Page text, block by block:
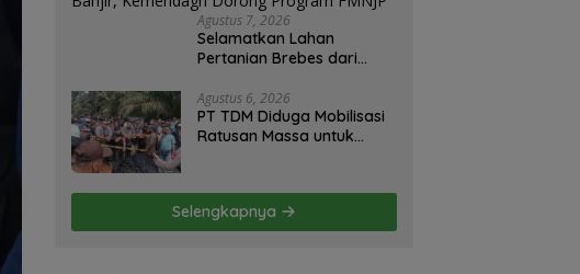
Agustus 7, 2026
Selamatkan Lahan
Pertanian Brebes dari
Dorong Program FMNJP
Agustus 6, 2026
PT TDM Diduga Mobilisasi
Ratusan Massa untuk
Selengkapnya